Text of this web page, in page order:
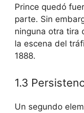
Prince quedó
parte. Sin
ninguna otra tira
la escena del
1888.
1.3
Un segundo